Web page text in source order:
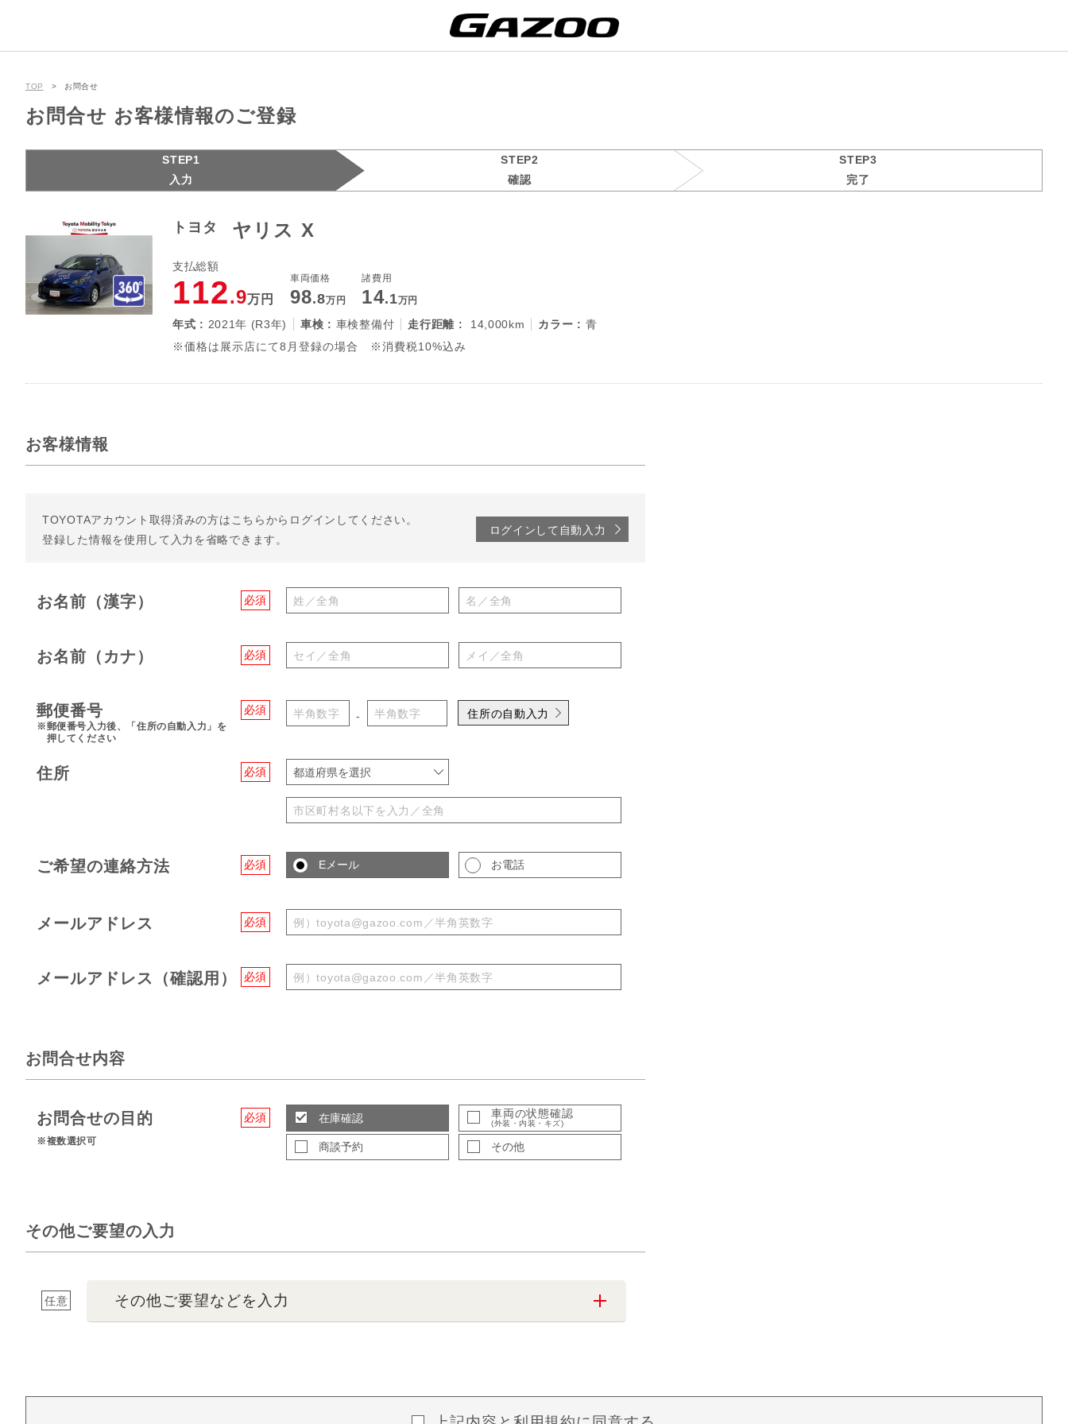
TOP お問合せ
お問合せ お客様情報のご登録
STEP1
入力
STEP2
確認
STEP3
完了
トヨタ ヤリス X
支払総額
112.9万円
車両価格
98.8万円
諸費用
14.1万円
年式 : 2021年 (R3年) 車検 : 車検整備付 走行距離 : 14,000km カラー : 青
※価格は展示店にて8月登録の場合 ※消費税10%込み
お客様情報
TOYOTAアカウント取得済みの方は こちらからログインしてください。
登録した情報を使用して入力を省略できます。
ログインして自動入力
必須
お名前（漢字）
必須
お名前（カナ）
必須
郵便番号
※郵便番号入力後、「住所の自動入力」を
押してください
- 住所の自動入力
必須
住所 都道府県を選択
必須
ご希望の連絡方法 Eメール お電話
必須
メールアドレス
必須
メールアドレス（確認用）
お問合せ内容
必須
お問合せの目的
※複数選択可
在庫確認 車両の状態確認
(外装・内装・キズ)
商談予約 その他
その他ご要望の入力
任意 その他ご要望などを入力